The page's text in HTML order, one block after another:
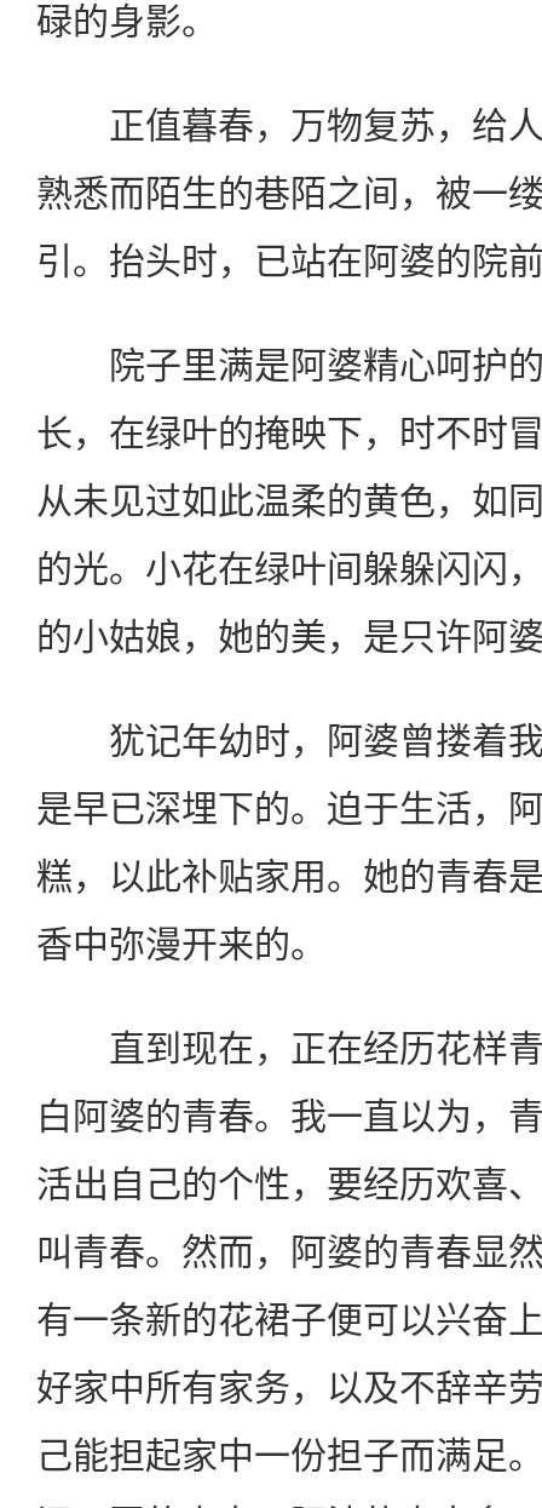
碌的身影。
正值暮春，万物复苏，给人
熟悉而陌生的巷陌之间，被一
引。抬头时，已站在阿婆的院
院子里满是阿婆精心呵护的
长，在绿叶的掩映下，时不时
从未见过如此温柔的黄色，如
的光。小花在绿叶间躲躲闪闪
的小姑娘，她的美，是只许阿
犹记年幼时，阿婆曾搂着我
是早已深埋下的。迫于生活，
糕，以此补贴家用。她的青春
香中弥漫开来的。
直到现在，正在经历花样青
白阿婆的青春。我一直以为，
活出自己的个性，要经历欢喜
叫青春。然而，阿婆的青春显
有一条新的花裙子便可以兴奋
好家中所有家务，以及不辞辛
己能担起家中一份担子而满足